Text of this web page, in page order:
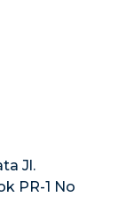
Jl.
PR-1 No